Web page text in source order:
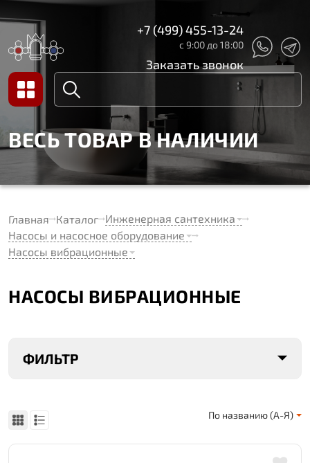
+7 (499) 455-13-24
с 9:00 до 18:00
Заказать звонок
ВЕСЬ ТОВАР В НАЛИЧИИ
Главная Каталог Инженерная сантехника
Насосы и насосное оборудование
Насосы вибрационные
НАСОСЫ ВИБРАЦИОННЫЕ
ФИЛЬТР
По названию (А-Я)